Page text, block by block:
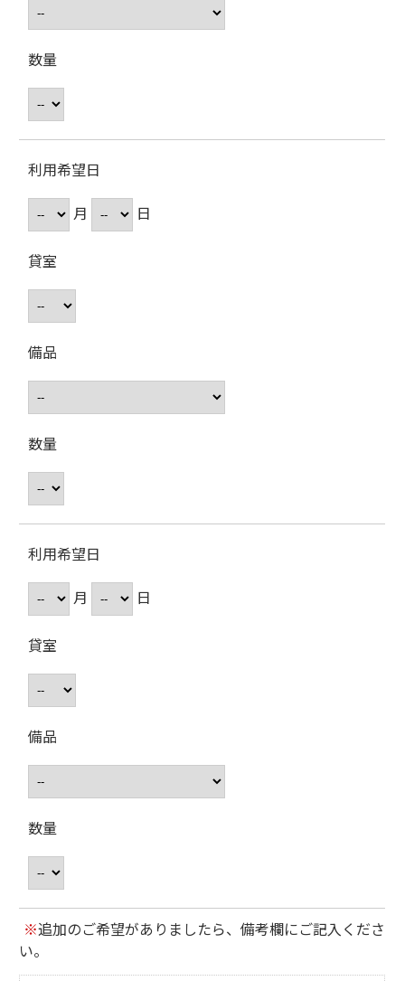
数量
利用希望日
月
日
貸室
備品
数量
利用希望日
月
日
貸室
備品
数量
※追加のご希望がありましたら、備考欄にご記入くださ
い。